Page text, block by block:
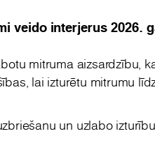
veido interjerus 2026.
mitruma aizsardzību,
lai izturētu mitrumu
un uzlabo